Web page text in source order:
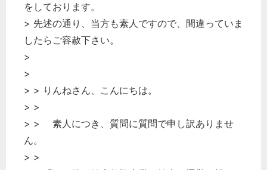
をしております。
> 先述の通り、当方も素人ですので、間違っていま
したらご容赦下さい。
>
>
> > りんねさん、こんにちは。
> >
> > 素人につき、質問に質問で申し訳ありませ
ん。
> >